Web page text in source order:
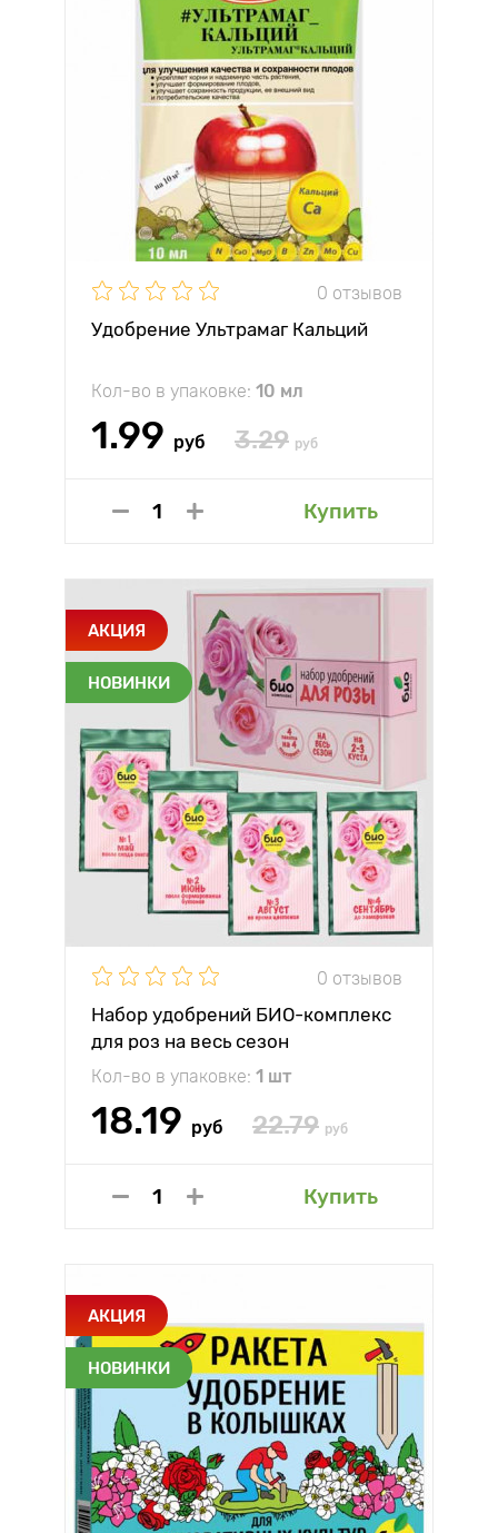
0 отзывов
Удобрение Ультрамаг Кальций
Кол-во в упаковке: 10 мл
1.99 руб 3.29 руб
Купить
АКЦИЯ
НОВИНКИ
0 отзывов
Набор удобрений БИО-комплекс
для роз на весь сезон
Кол-во в упаковке: 1 шт
18.19 руб 22.79 руб
Купить
АКЦИЯ
НОВИНКИ